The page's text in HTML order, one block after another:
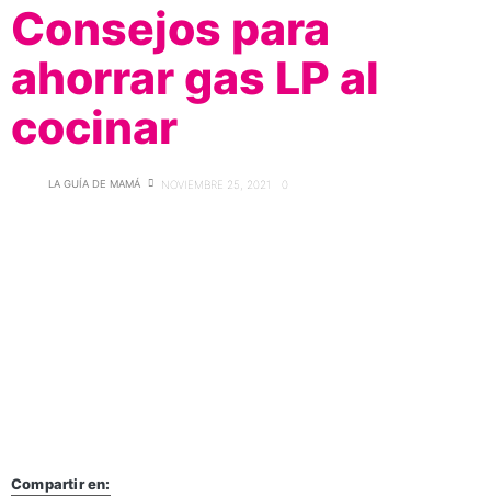
Consejos para
ahorrar gas LP al
cocinar
LA GUÍA DE MAMÁ NOVIEMBRE 25, 2021 0
Compartir en: